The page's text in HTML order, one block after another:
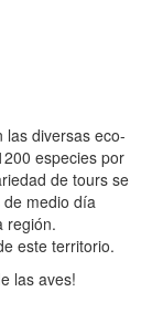
las diversas eco-
especies por
de tours se
medio día
región.
este territorio.
las aves!